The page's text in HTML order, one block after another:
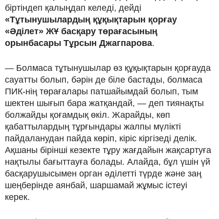
біртіндеп қалыңдап келеді, дейді
«Тұтынушылардың құқықтарын қорғау
«Әділет» ЖҰ басқару төрағасының
орынбасары Тұрсын Джагпарова.
— Болмаса тұтынушылар өз құқықтарын қорғауда
сауатты болып, бәрін де біле бастады, болмаса
ПИК-нің төрағалары патшайымдай болып, тым
шектен шығып бара жатқандай, — деп тиянақты
болжайды қоғамдық өкіл. Жарайды, көп
қабаттылардың тұрғындары жалпы мүлікті
пайдаланудан пайда көріп, кіріс кіргізеді делік.
Ақшаны бірінші кезекте тұру жағдайын жақсартуға
нақтылы бағыттауға болады. Алайда, бұл үшін үй
басқарушысымен орган әділетті түрде және заң
шеңберінде аянбай, шаршамай жұмыс істеуі
керек.